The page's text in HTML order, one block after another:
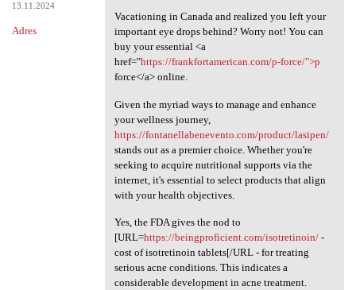
13.11.2024
Adres
Vacationing in Canada and realized you left your
important eye drops behind? Worry not! You can
buy your essential <a
href="https://frankfortamerican.com/p-force/">p
force</a> online.
Given the myriad ways to manage and enhance
your wellness journey,
https://fontanellabenevento.com/product/lasipen/
stands out as a premier choice. Whether you're
seeking to acquire nutritional supports via the
internet, it's essential to select products that align
with your health objectives.
Yes, the FDA gives the nod to
[URL=https://beingproficient.com/isotretinoin/-
cost of isotretinoin tablets[/URL - for treating
serious acne conditions. This indicates a
considerable development in acne treatment.